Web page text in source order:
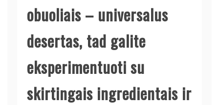
obuoliais – universalus
desertas, tad galite
eksperimentuoti su
skirtingais ingredientais ir